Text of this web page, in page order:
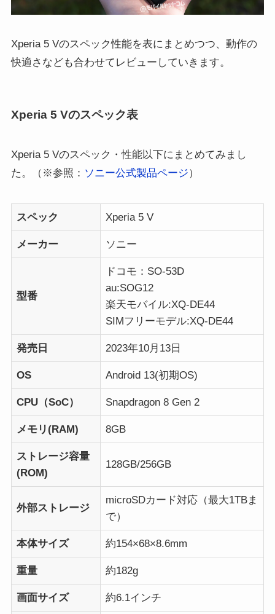
Xperia 5 Vのスペック性能を表にまとめつつ、動作の
快適さなども合わせてレビューしていきます。
Xperia 5 Vのスペック表
Xperia 5 Vのスペック・性能以下にまとめてみまし
た。（※参照： ソニー公式製品ページ）
スペック Xperia 5 V
メーカー ソニー
型番
ドコモ：SO-53D
au:SOG12
楽天モバイル:XQ-DE44
SIMフリーモデル:XQ-DE44
発売日 2023年10月13日
OS Android 13(初期OS)
CPU（SoC） Snapdragon 8 Gen 2
メモリ(RAM) 8GB
ストレージ容量
(ROM)
128GB/256GB
外部ストレージ
microSDカード対応（最大1TBま
で）
本体サイズ 約154×68×8.6mm
重量 約182g
画面サイズ 約6.1インチ